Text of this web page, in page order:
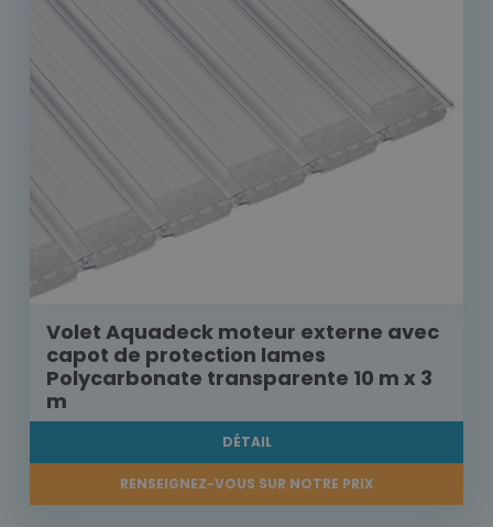
Volet Aquadeck moteur externe avec
capot de protection lames
Polycarbonate transparente 10 m x 3
m
DÉTAIL
RENSEIGNEZ-VOUS SUR NOTRE PRIX